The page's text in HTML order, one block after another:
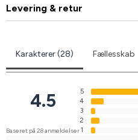
Levering & retur
Karakterer (28) Fællesskab
4.5
Baseret på 28 anmeldelser
5
4
3
2
1